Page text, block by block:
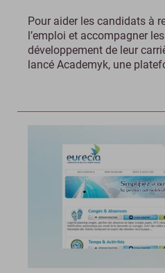
Pour aider les candidats à
l’emploi et accompagner
développement de leur
lancé Academyk, une